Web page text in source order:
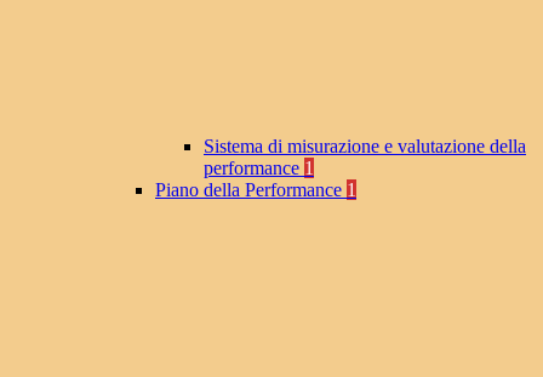
Sistema di misurazione e valutazione della
performance 1
Piano della Performance 1